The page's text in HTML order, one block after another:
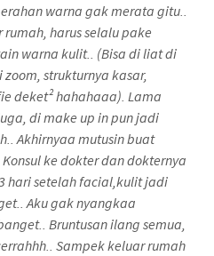
warna gak merata gitu..
rumah, harus selalu pake
warna kulit.. (Bisa di liat di
strukturnya kasar,
deket² hahahaaa). Lama
di make up in pun jadi
Akhirnyaa mutusin buat
ke dokter dan dokternya
hari setelah facial,kulit jadi
Aku gak nyangkaa
Bruntusan ilang semua,
Sampek keluar rumah